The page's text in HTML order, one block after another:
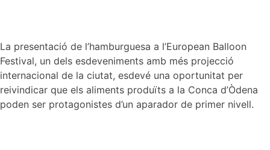
La presentació de l’hamburguesa a l’European Balloon
Festival, un dels esdeveniments amb més projecció
internacional de la ciutat, esdevé una oportunitat per
reivindicar que els aliments produïts a la Conca d’Òdena
poden ser protagonistes d’un aparador de primer nivell.